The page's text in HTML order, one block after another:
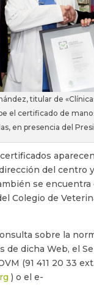
titular de
el certificado de
en presencia del
del centro
se
Colegio de
sobre la
de dicha Web, el
(91 411 20 33
) o el e-